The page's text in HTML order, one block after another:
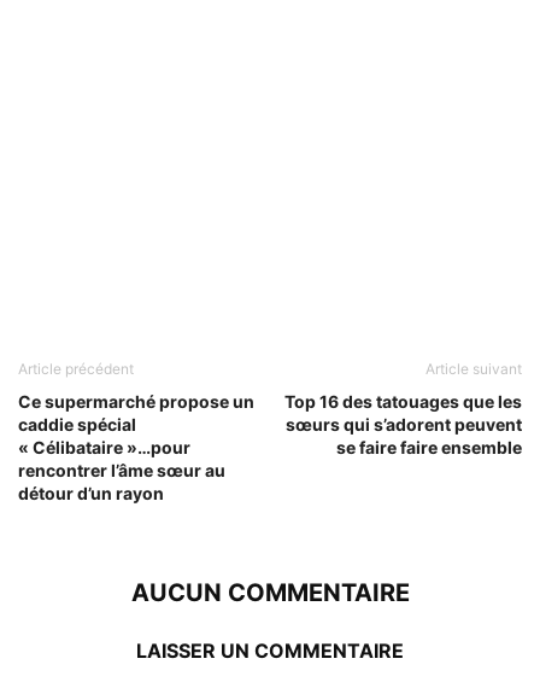
Article précédent
Ce supermarché propose un
caddie spécial
« Célibataire »…pour
rencontrer l’âme sœur au
détour d’un rayon
Article suivant
Top 16 des tatouages que les
sœurs qui s’adorent peuvent
se faire faire ensemble
AUCUN COMMENTAIRE
LAISSER UN COMMENTAIRE